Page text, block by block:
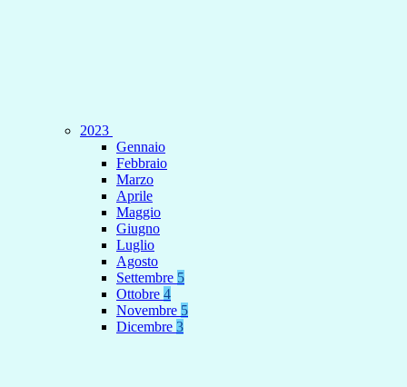
2023
Gennaio
Febbraio
Marzo
Aprile
Maggio
Giugno
Luglio
Agosto
Settembre 5
Ottobre 4
Novembre 5
Dicembre 3